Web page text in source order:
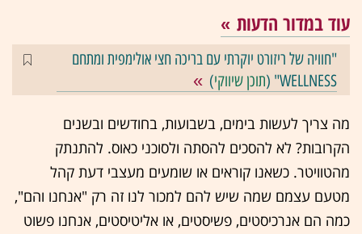
עוד במדור הדעות
"חוויה של ריזורט יוקרתי עם בריכה חצי אולימפית ומתחם
WELLNESS" (
תוכן שיווקי)
מה צריך לעשות בימים, בשבועות, בחודשים ובשנים
הקרובות? לא להסכים להסתה ולסוכני כאוס. להתנתק
מהטוויטר. כשאנו קוראים או שומעים מעצבי דעת קהל
מטעם עצמם שמה שיש להם למכור לנו זה רק "אנחנו והם",
כמה הם אנרכיסטים, פשיסטים, או אליטיסטים, אנחנו פשוט